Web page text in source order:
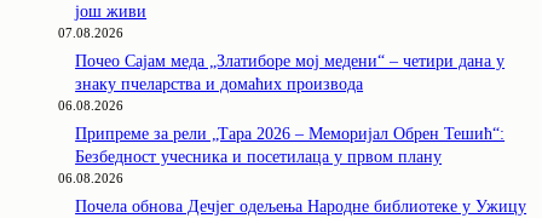
још живи
07.08.2026
Почео Сајам меда „Златиборе мој медени“ – четири дана у
знаку пчеларства и домаћих производа
06.08.2026
Припреме за рели „Тара 2026 – Меморијал Обрен Тешић“:
Безбедност учесника и посетилаца у првом плану
06.08.2026
Почела обнова Дечјег одељења Народне библиотеке у Ужицу